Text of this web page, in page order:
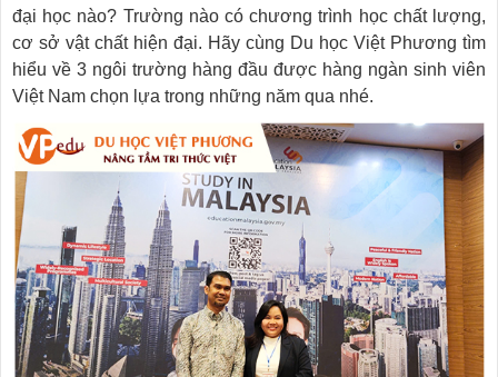
đại học nào? Trường nào có chương trình học chất lượng,
cơ sở vật chất hiện đại. Hãy cùng Du học Việt Phương tìm
hiểu về 3 ngôi trường hàng đầu được hàng ngàn sinh viên
Việt Nam chọn lựa trong những năm qua nhé.